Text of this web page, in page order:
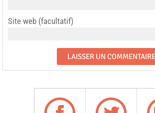
Site web (facultatif)